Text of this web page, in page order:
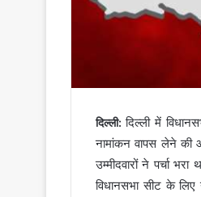
दिल्ली:दिल्ली में
नामांकन वापस लेने की
उम्मीदवारों ने पर्चा
विधानसभा सीट के